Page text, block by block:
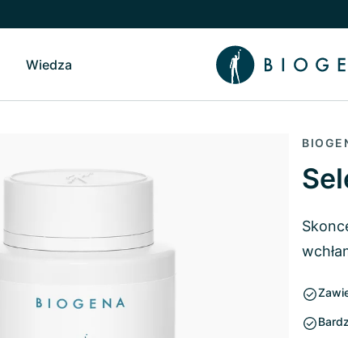
Przełącz Historia podmenu
Wiedza